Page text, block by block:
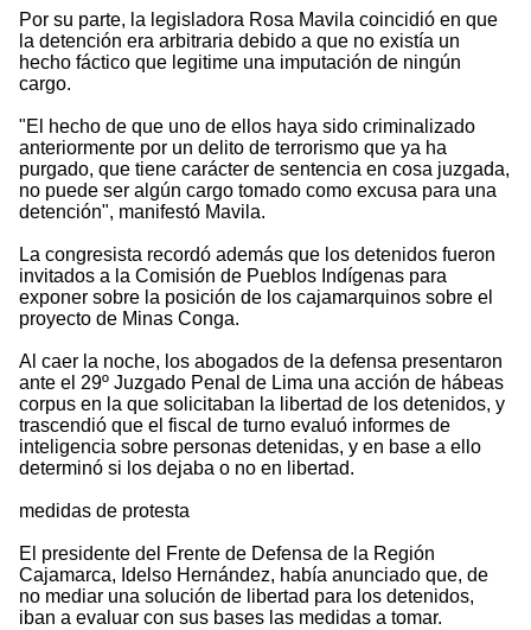
Por su parte, la legisladora Rosa Mavila coincidió en que
la detención era arbitraria debido a que no existía un
hecho fáctico que legitime una imputación de ningún
cargo.
"El hecho de que uno de ellos haya sido criminalizado
anteriormente por un delito de terrorismo que ya ha
purgado, que tiene carácter de sentencia en cosa juzgada,
no puede ser algún cargo tomado como excusa para una
detención", manifestó Mavila.
La congresista recordó además que los detenidos fueron
invitados a la Comisión de Pueblos Indígenas para
exponer sobre la posición de los cajamarquinos sobre el
proyecto de Minas Conga.
Al caer la noche, los abogados de la defensa presentaron
ante el 29º Juzgado Penal de Lima una acción de hábeas
corpus en la que solicitaban la libertad de los detenidos, y
trascendió que el fiscal de turno evaluó informes de
inteligencia sobre personas detenidas, y en base a ello
determinó si los dejaba o no en libertad.
medidas de protesta
El presidente del Frente de Defensa de la Región
Cajamarca, Idelso Hernández, había anunciado que, de
no mediar una solución de libertad para los detenidos,
iban a evaluar con sus bases las medidas a tomar.